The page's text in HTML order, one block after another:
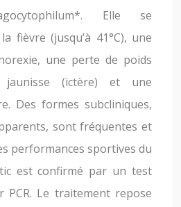
Elle se
fièvre (jusqu’à 41°C), une
une perte de poids
jaunisse (ictère) et une
Des formes subcliniques,
sont fréquentes et
performances sportives du
est confirmé par un test
PCR. Le traitement repose